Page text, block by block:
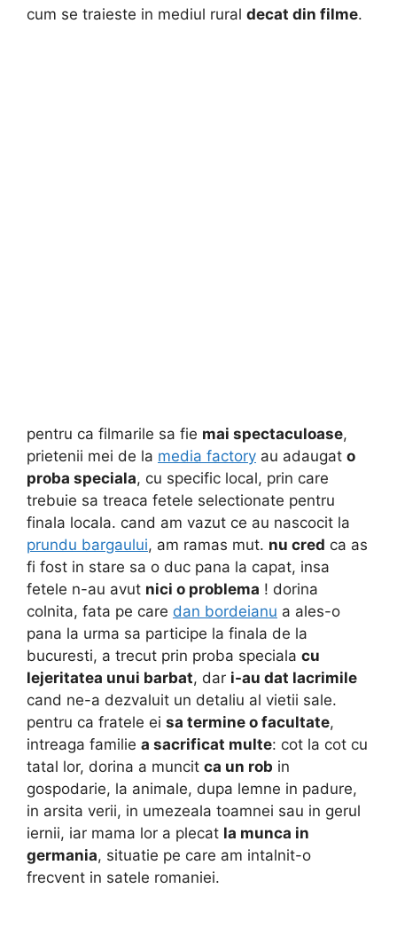
cum se traieste in mediul rural decat din filme.
pentru ca filmarile sa fie mai spectaculoase,
prietenii mei de la media factory au adaugat o
proba speciala, cu specific local, prin care
trebuie sa treaca fetele selectionate pentru
finala locala. cand am vazut ce au nascocit la
prundu bargaului, am ramas mut. nu cred ca as
fi fost in stare sa o duc pana la capat, insa
fetele n-au avut nici o problema ! dorina
colnita, fata pe care dan bordeianu a ales-o
pana la urma sa participe la finala de la
bucuresti, a trecut prin proba speciala cu
lejeritatea unui barbat, dar i-au dat lacrimile
cand ne-a dezvaluit un detaliu al vietii sale.
pentru ca fratele ei sa termine o facultate,
intreaga familie a sacrificat multe: cot la cot cu
tatal lor, dorina a muncit ca un rob in
gospodarie, la animale, dupa lemne in padure,
in arsita verii, in umezeala toamnei sau in gerul
iernii, iar mama lor a plecat la munca in
germania, situatie pe care am intalnit-o
frecvent in satele romaniei.